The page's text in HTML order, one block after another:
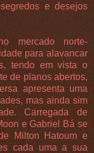
e desejos
mercado norte-
para alavancar
tendo em vista o
de planos abertos,
apresenta uma
mas ainda sim
Carregada de
e Gabriel Bá se
Milton Hatoum e
cada uma a sua